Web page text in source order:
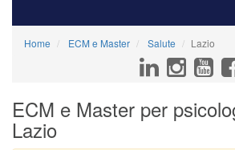
Home ECM e Master Salute Lazio
ECM e Master per
Lazio